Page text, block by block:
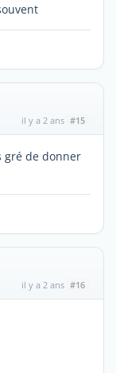
il y a 2 ans #15
gré de donner
il y a 2 ans #16